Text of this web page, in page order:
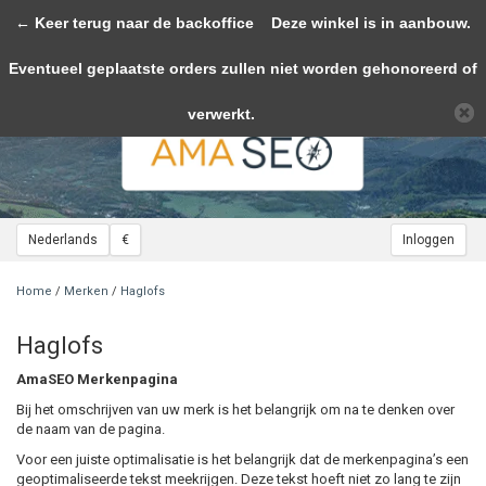
Nederlands € Inloggen
Toggle
Home / Merken / Haglofs
Haglofs
AmaSEO Merkenpagina
Bij het omschrijven van uw merk is het belangrijk om na te denken over
de naam van de pagina.
Voor een juiste optimalisatie is het belangrijk dat de merkenpagina’s een
geoptimaliseerde tekst meekrijgen. Deze tekst hoeft niet zo lang te zijn
Wij slaan cookies op om onze website te verbeteren. Is dat akkoord?
Ja
← Keer terug naar de backoffice Deze winkel is in aanbouw.
Eventueel geplaatste orders zullen niet worden gehonoreerd of
verwerkt.